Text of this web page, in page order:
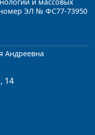
и массовых
ЭЛ № ФС77-73950
Андреевна
14